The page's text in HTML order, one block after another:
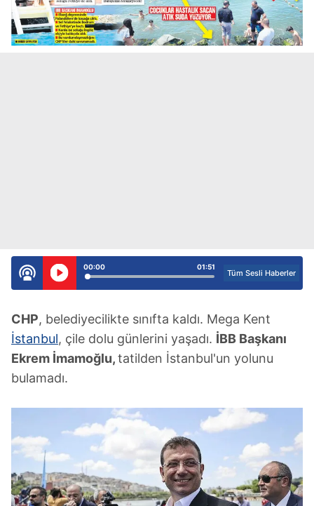
01:51
00:00
Tüm Sesli Haberler
CHP, belediyecilikte sınıfta kaldı. Mega Kent
İstanbul, çile dolu günlerini yaşadı. İBB Başkanı
Ekrem İmamoğlu,tatilden İstanbul'un yolunu
bulamadı.